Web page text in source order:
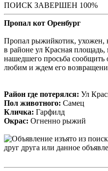
ПОИСК ЗАВЕРШЕН 100%
Пропал кот Оренбург
Пропал рыжийкотик, ухожен,
в районе ул Красная площадь,
нашедшего просьба сообщить
любим и ждем его
Район где потерялся: Ул
Пол животного: Самец
Кличка: Гарфилд
Окрас: Огненно рыжий